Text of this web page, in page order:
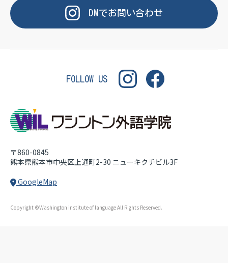
WASHINGTON
DMでお問い合わせ
FOLLOW US
〒860-0845
熊本県熊本市中央区上通町2-30 ニューキクチビル3F
GoogleMap
Copyright ©Washington institute of language All Rights Reserved.